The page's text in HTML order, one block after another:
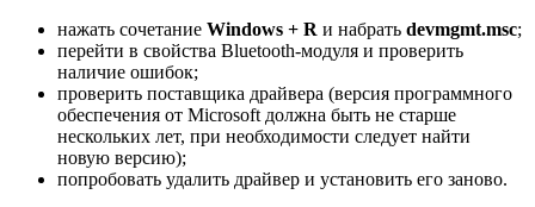
нажать сочетание Windows + R и набрать devmgmt.msc;
перейти в свойства Bluetooth-модуля и проверить
наличие ошибок;
проверить поставщика драйвера (версия программного
обеспечения от Microsoft должна быть не старше
нескольких лет, при необходимости следует найти
новую версию);
попробовать удалить драйвер и установить его заново.